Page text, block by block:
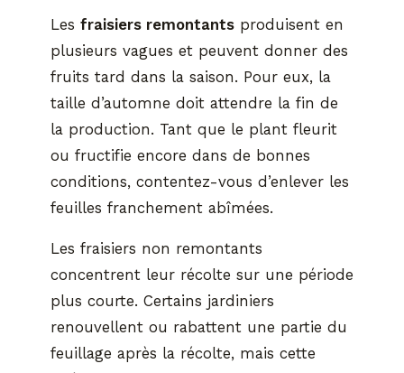
Les fraisiers remontants produisent en
plusieurs vagues et peuvent donner des
fruits tard dans la saison. Pour eux, la
taille d’automne doit attendre la fin de
la production. Tant que le plant fleurit
ou fructifie encore dans de bonnes
conditions, contentez-vous d’enlever les
feuilles franchement abîmées.
Les fraisiers non remontants
concentrent leur récolte sur une période
plus courte. Certains jardiniers
renouvellent ou rabattent une partie du
feuillage après la récolte, mais cette